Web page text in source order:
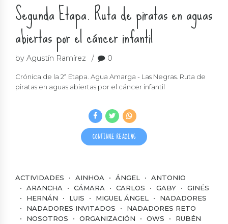
Segunda Etapa. Ruta de piratas en aguas
abiertas por el cáncer infantil
by Agustín Ramírez 0
Crónica de la 2ª Etapa. Agua Amarga - Las Negras. Ruta de
piratas en aguas abiertas por el cáncer infantil
CONTINUE READING
ACTIVIDADES AINHOA ÁNGEL
ANTONIO
ARANCHA
CÁMARA CARLOS GABY
GINÉS
HERNÁN
LUIS MIGUEL ÁNGEL
NADADORES
NADADORES INVITADOS
NADADORES RETO
NOSOTROS
ORGANIZACIÓN OWS
RUBÉN